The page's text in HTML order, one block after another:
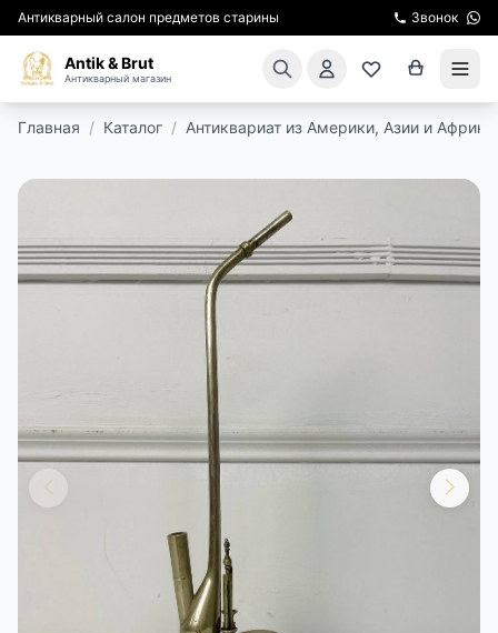
Антикварный салон предметов старины Звонок
Antik & Brut
Антикварный магазин
ПОДАРКИ
КУРСЫ ПО РЕСТАВРАЦИИ
ДОСТАВКА И ОПЛАТА
Главная / Каталог / Антиквариат из Америки, Азии и Африки